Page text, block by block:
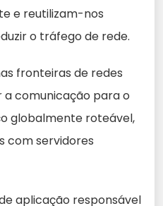
e reutilizam-nos
o tráfego de rede.
fronteiras de redes
comunicação para o
globalmente roteável,
com servidores
aplicação responsável